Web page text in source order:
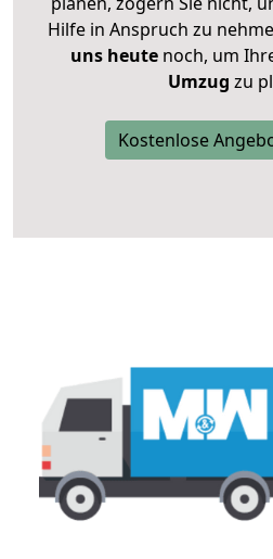
Hilfe in Anspruch zu
uns heutenoch, um
Umzug zu
Kostenlose